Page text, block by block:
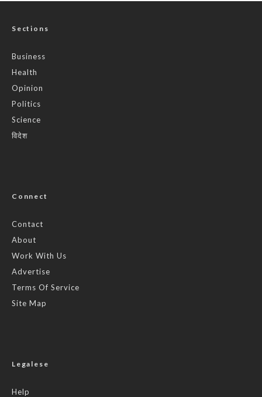
Sections
Business
Health
Opinion
Politics
Science
विदेश
Connect
Contact
About
Work With Us
Advertise
Terms Of Service
Site Map
Legalese
Help